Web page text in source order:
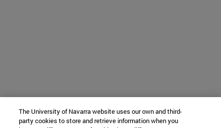
The University of Navarra website uses our own and third-
party cookies to store and retrieve information when you